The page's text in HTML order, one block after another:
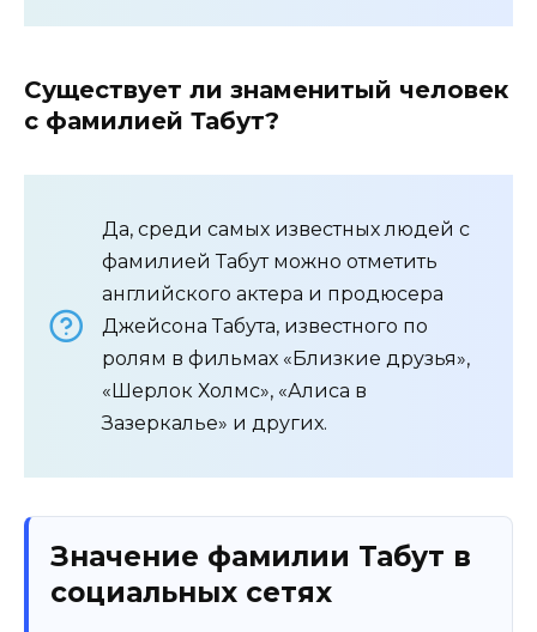
Существует ли знаменитый человек
с фамилией Табут?
Да, среди самых известных людей с
фамилией Табут можно отметить
английского актера и продюсера
Джейсона Табута, известного по
ролям в фильмах «Близкие друзья»,
«Шерлок Холмс», «Алиса в
Зазеркалье» и других.
Значение фамилии Табут в
социальных сетях